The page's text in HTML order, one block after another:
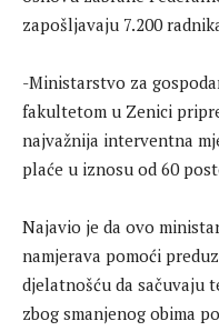
zapošljavaju 7.200
-Ministarstvo za
fakultetom u Zenici
najvažnija interventna
plaće u iznosu od 60
Najavio je da ovo
namjerava pomoći
djelatnošću da sačuvaju
zbog smanjenog obima